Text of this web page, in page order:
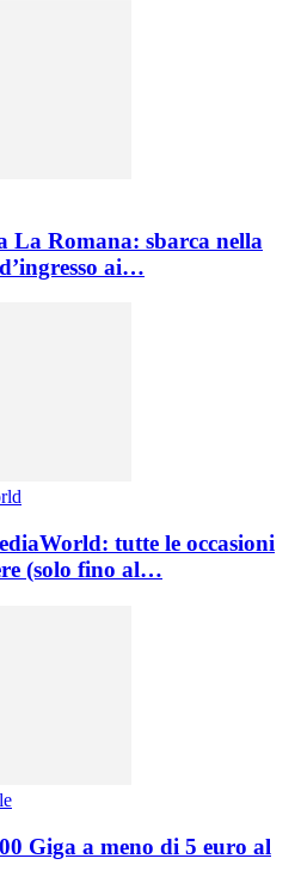
La Romana: sbarca nella
ai…
tutte le occasioni
(solo fino al…
Giga a meno di 5 euro al